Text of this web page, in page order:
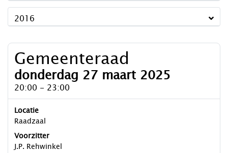
2016
Gemeenteraad
donderdag 27 maart 2025
20:00 - 23:00
Locatie
Raadzaal
Voorzitter
J.P. Rehwinkel